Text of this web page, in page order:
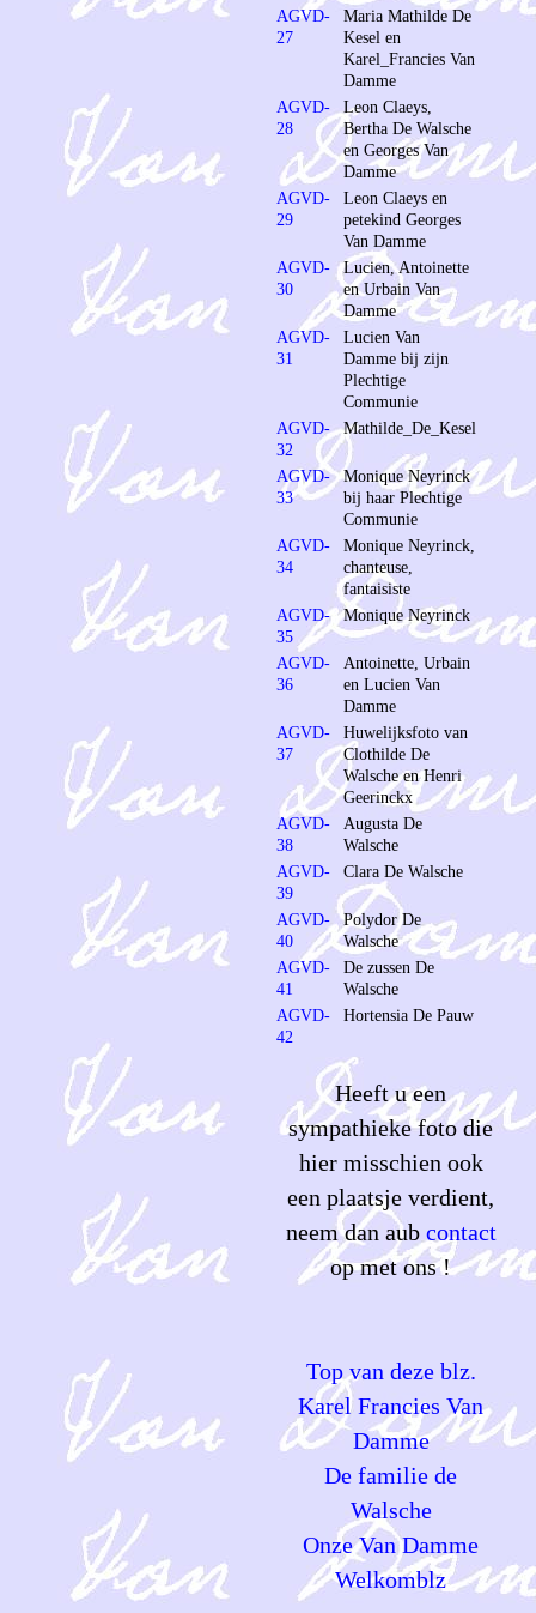
AGVD-
27
Maria Mathilde De
Kesel en
Karel_Francies Van
Damme
AGVD-
28
Leon Claeys,
Bertha De Walsche
en Georges Van
Damme
AGVD-
29
Leon Claeys en
petekind Georges
Van Damme
AGVD-
30
Lucien, Antoinette
en Urbain Van
Damme
AGVD-
31
Lucien Van
Damme bij zijn
Plechtige
Communie
AGVD-
32
Mathilde_De_Kesel
AGVD-
33
Monique Neyrinck
bij haar Plechtige
Communie
AGVD-
34
Monique Neyrinck,
chanteuse,
fantaisiste
AGVD-
35
Monique Neyrinck
AGVD-
36
Antoinette, Urbain
en Lucien Van
Damme
AGVD-
37
Huwelijksfoto van
Clothilde De
Walsche en Henri
Geerinckx
AGVD-
38
Augusta De
Walsche
AGVD-
39
Clara De Walsche
AGVD-
40
Polydor De
Walsche
AGVD-
41
De zussen De
Walsche
AGVD-
42
Hortensia De Pauw
Heeft u een
sympathieke foto die
hier misschien ook
een plaatsje verdient,
neem dan aub contact
op met ons !
Top van deze blz.
Karel Francies Van
Damme
De familie de
Walsche
Onze Van Damme
Welkomblz